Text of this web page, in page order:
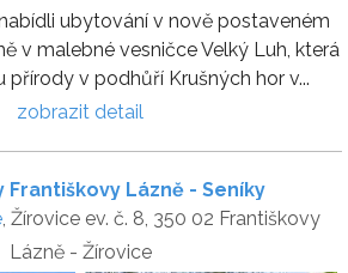
ubytování v nově postaveném
v malebné vesničce Velký Luh, která
přírody v podhůří Krušných hor v...
zobrazit detail
Františkovy Lázně - Seníky
, Žírovice ev. č. 8, 350 02 Františkovy
Lázně - Žírovice